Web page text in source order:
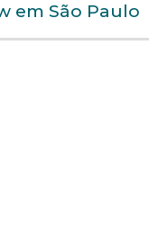
em São Paulo